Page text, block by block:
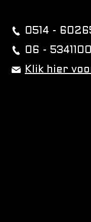
0514 -
06 - 53411001
Klik hier